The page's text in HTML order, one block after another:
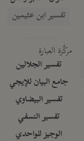
تفسير ابن عثيمين
مركَّزة العبارة
تفسير الجلالين
جامع البيان للإيجي
تفسير البيضاوي
تفسير النسفي
الوجيز للواحدي